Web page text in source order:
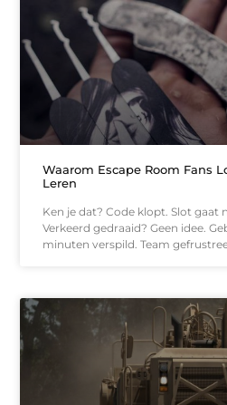
Waarom Escape Room Fans
Leren
Ken je dat? Code klopt. Slot gaat
Verkeerd gedraaid? Geen idee.
minuten verspild. Team